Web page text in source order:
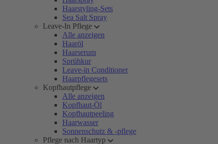
Haarstyling-Sets
Sea Salt Spray
Leave-In Pflege
Alle anzeigen
Haaröl
Haarserum
Sprühkur
Leave-in Conditioner
Haarpflegesets
Kopfhautpflege
Alle anzeigen
Kopfhaut-Öl
Kopfhautpeeling
Haarwasser
Sonnenschutz & -pflege
Pflege nach Haartyp